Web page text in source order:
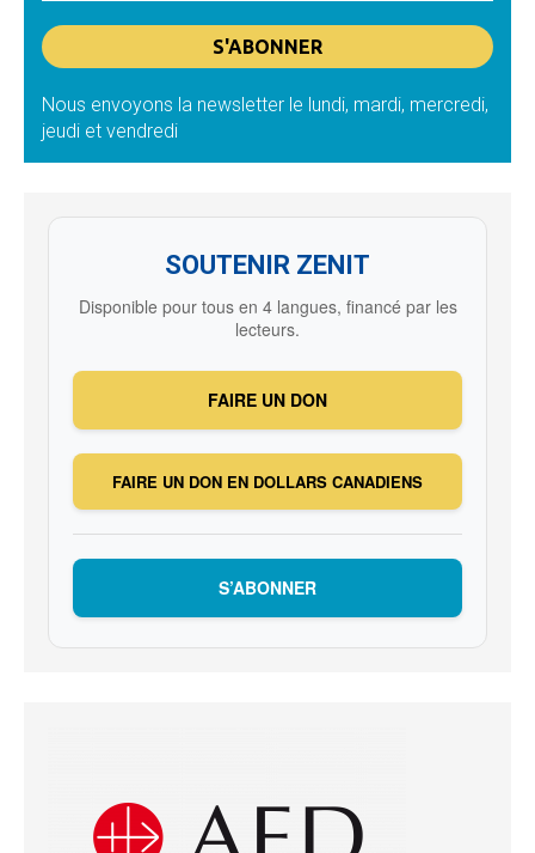
Nous envoyons la newsletter le lundi, mardi, mercredi,
jeudi et vendredi
SOUTENIR ZENIT
Disponible pour tous en 4 langues, financé par les
lecteurs.
FAIRE UN DON
FAIRE UN DON EN DOLLARS CANADIENS
S’ABONNER